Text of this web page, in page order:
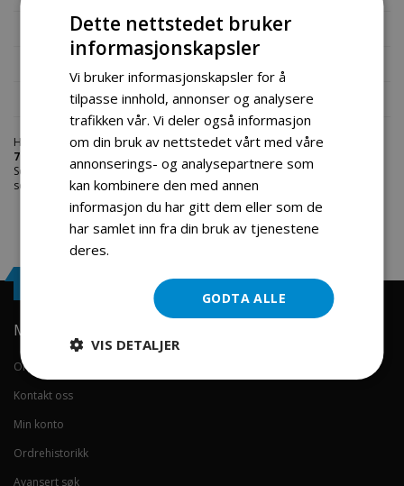
Mer informasjon
Fil vedlegg
Hos engrosservice.no får du kjøptavr voltregulator dieselaggregat
7 til markedets beste priser. Bestill en aggregat-deler
Service. Vi har et stort utvalg av produkter innen: Hjem, sport og fritids
segmentet. Velkommen skal du være.
Min konto
Om oss
Kontakt oss
Min konto
Ordrehistorikk
Avansert søk
Dette nettstedet bruker
informasjonskapsler
Vi bruker informasjonskapsler for å
tilpasse innhold, annonser og analysere
trafikken vår. Vi deler også informasjon
om din bruk av nettstedet vårt med våre
annonserings- og analysepartnere som
kan kombinere den med annen
informasjon du har gitt dem eller som de
har samlet inn fra din bruk av tjenestene
deres.
GODTA ALLE
VIS DETALJER